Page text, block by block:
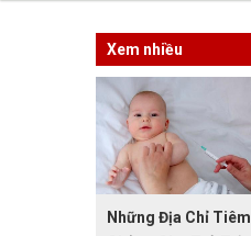
Xem nhiều
Những Địa Chỉ Tiêm